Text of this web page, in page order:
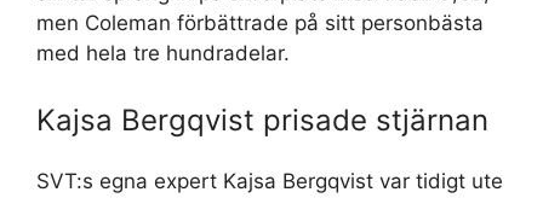
men Coleman förbättrade på sitt personbästa
med hela tre hundradelar.
Kajsa Bergqvist prisade stjärnan
SVT:s egna expert Kajsa Bergqvist var tidigt ute